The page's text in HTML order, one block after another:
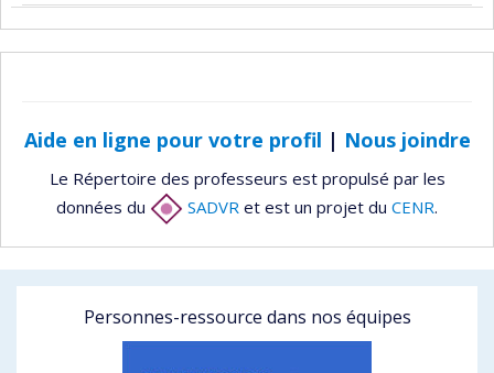
Aide en ligne pour votre profil | Nous joindre
Le Répertoire des professeurs est propulsé par les
données du
SADVR et est un projet du CENR.
Personnes-ressource dans nos équipes